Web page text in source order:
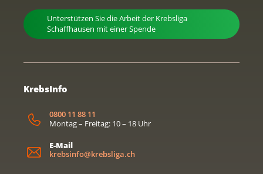
Unterstützen Sie die Arbeit der Krebsliga
Schaffhausen mit einer Spende
KrebsInfo
0800 11 88 11
Montag – Freitag: 10 – 18 Uhr
E-Mail
krebsinfo@krebsliga.ch